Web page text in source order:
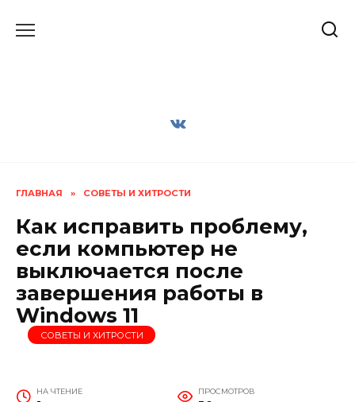
ГЛАВНАЯ » СОВЕТЫ И ХИТРОСТИ
Как исправить проблему,
если компьютер не
выключается после
завершения работы в
Windows 11
СОВЕТЫ И ХИТРОСТИ
НА ЧТЕНИЕ ПРОСМОТРОВ